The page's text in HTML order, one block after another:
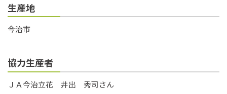
生産地
今治市
協力生産者
ＪＡ今治立花 井出 秀司さん